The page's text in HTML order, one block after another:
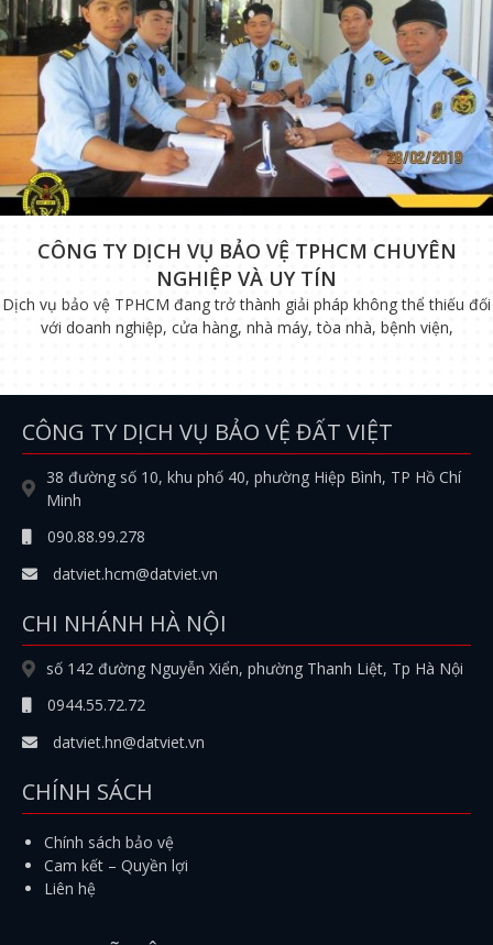
CÔNG TY DỊCH VỤ BẢO VỆ TPHCM CHUYÊN
NGHIỆP VÀ UY TÍN
Dịch vụ bảo vệ TPHCM đang trở thành giải pháp không thể thiếu đối
với doanh nghiệp, cửa hàng, nhà máy, tòa nhà, bệnh viện,
CÔNG TY DỊCH VỤ BẢO VỆ ĐẤT VIỆT
38 đường số 10, khu phố 40, phường Hiệp Bình, TP Hồ Chí
Minh
090.88.99.278
datviet.hcm@datviet.vn
CHI NHÁNH HÀ NỘI
số 142 đường Nguyễn Xiển, phường Thanh Liệt, Tp Hà Nội
0944.55.72.72
datviet.hn@datviet.vn
CHÍNH SÁCH
Chính sách bảo vệ
Cam kết – Quyền lợi
Liên hệ